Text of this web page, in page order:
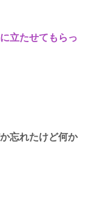
立たせてもらっ
忘れたけど何か